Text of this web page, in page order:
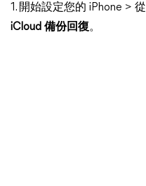
1. 開始設定您的 iPhone > 從
iCloud 備份回復。